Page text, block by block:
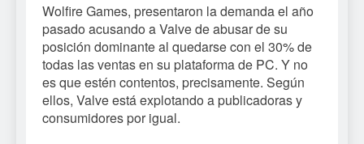
Wolfire Games, presentaron la demanda el año
pasado acusando a Valve de abusar de su
posición dominante al quedarse con el 30% de
todas las ventas en su plataforma de PC. Y no
es que estén contentos, precisamente. Según
ellos, Valve está explotando a publicadoras y
consumidores por igual.